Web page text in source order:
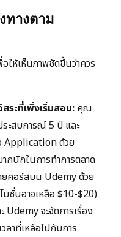
ทางตาม
ให้เห็นภาพชัดขึ้นว่าควร
ะที่เพิ่งเริ่มสอน: คุณ
ะสบการณ์ 5 ปี และ
Application ด้วย
กนักในการทำการตลาด
ยคอร์สบน Udemy ด้วย
มชั่นอาจเหลือ $10-$20)
Udemy จะจัดการเรื่อง
ลาที่เหลือไปกับการ